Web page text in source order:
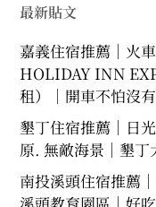
最新貼文
嘉義住宿推薦｜火
HOLIDAY INN
租）｜開車不怕沒
墾丁住宿推薦｜日
原. 無敵海景｜墾
南投溪頭住宿推薦